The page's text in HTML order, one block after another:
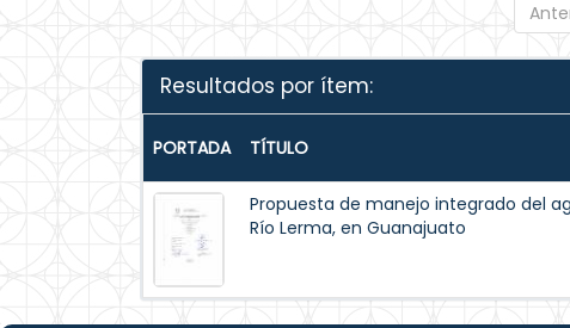
Resultados por ítem:
PORTADA TÍTULO
Propuesta de manejo integrado del
Río Lerma, en Guanajuato